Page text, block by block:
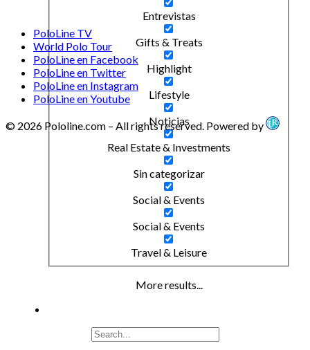
Entrevistas
Gifts & Treats
Highlight
Lifestyle
Noticias
Real Estate & Investments
Sin categorizar
Social & Events
Social & Events
Travel & Leisure
More results...
PoloLine TV
World Polo Tour
PoloLine en Facebook
PoloLine en Twitter
PoloLine en Instagram
PoloLine en Youtube
© 2026 Pololine.com – All rights reserved. Powered by